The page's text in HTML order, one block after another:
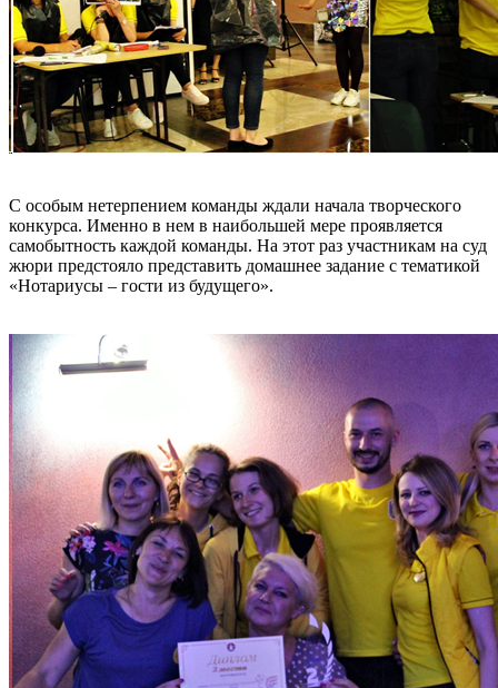
С особым нетерпением команды ждали начала творческого
конкурса. Именно в нем в наибольшей мере проявляется
самобытность каждой команды. На этот раз участникам на суд
жюри предстояло представить домашнее задание с тематикой
«Нотариусы – гости из будущего».